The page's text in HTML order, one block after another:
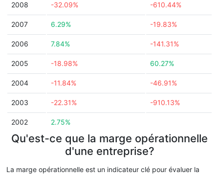
2008 -32.09% -610.44%
2007 6.29% -19.83%
2006 7.84% -141.31%
2005 -18.98% 60.27%
2004 -11.84% -46.91%
2003 -22.31% -910.13%
2002 2.75%
Qu'est-ce que la marge opérationnelle
d'une entreprise?
La marge opérationnelle est un indicateur clé pour évaluer la